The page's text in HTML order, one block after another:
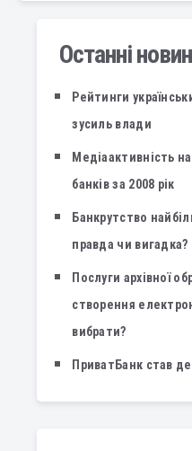
Останні
Рейтинги
зусиль влади
Медіаактивність
банків за 2008 рік
Банкрутство
правда чи вигадка?
Послуги архівної
створення
вибрати?
ПриватБанк став